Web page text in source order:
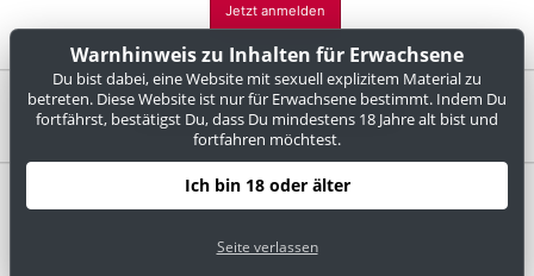
Jetzt anmelden
Beschwerden und Entfernung von Inhalten
© Copyright:cloedirty.com
GmbH, Wannenäckerstr. 25, D-74078 Heilbronn
Warnhinweis zu Inhalten für Erwachsene
Du bist dabei, eine Website mit sexuell explizitem Material zu
betreten. Diese Website ist nur für Erwachsene bestimmt. Indem Du
fortfährst, bestätigst Du, dass Du mindestens 18 Jahre alt bist und
fortfahren möchtest.
Ich bin 18 oder älter
Seite verlassen